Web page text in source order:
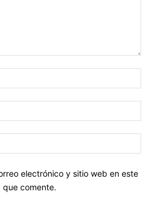
electrónico y sitio web en este
comente.